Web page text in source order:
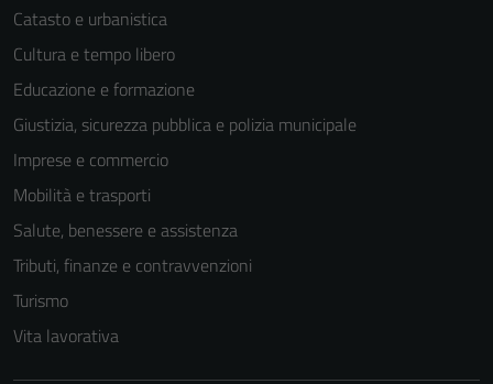
Catasto e urbanistica
Cultura e tempo libero
Educazione e formazione
Giustizia, sicurezza pubblica e polizia municipale
Imprese e commercio
Mobilità e trasporti
Salute, benessere e assistenza
Tributi, finanze e contravvenzioni
Turismo
Vita lavorativa